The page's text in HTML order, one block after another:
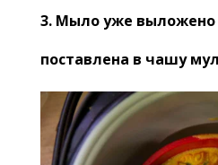
3. Мыло уже
поставлена в чашу